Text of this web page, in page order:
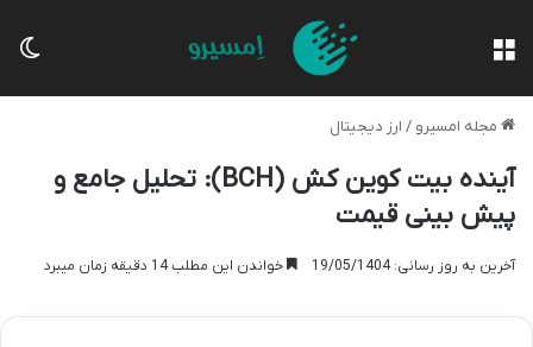
مجله امسیرو / ارز دیجیتال
آینده بیت کوین کش (BCH): تحلیل جامع و
پیش بینی قیمت
آخرین به روز رسانی: 19/05/1404 خواندن این مطلب 14 دقیقه زمان میبرد